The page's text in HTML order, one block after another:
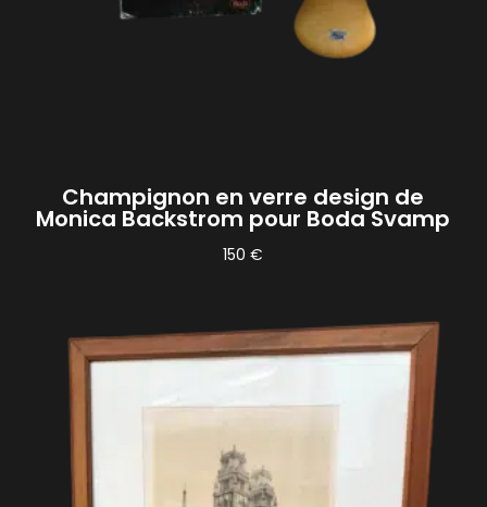
Champignon en verre design de
Monica Backstrom pour Boda Svamp
150€